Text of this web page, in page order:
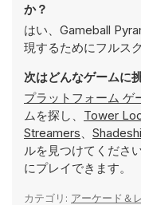
か？
はい、Gameball
現するためにフルス
次はどんなゲームに
プラットフォーム ゲ
ムを探し、 Tower
Streamers、
ルを見つけてくださ
にプレイできます。
カテゴリ: アーケード＆